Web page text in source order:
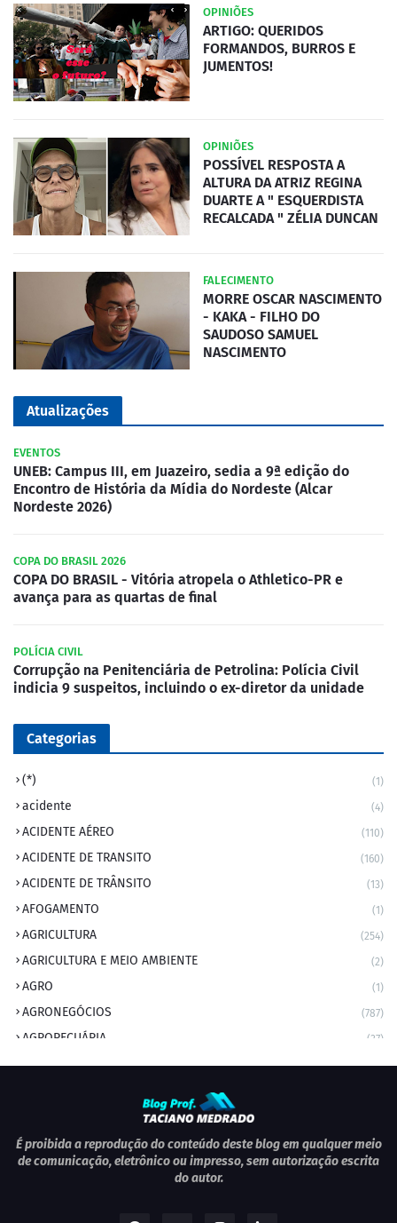
OPINIÕES
ARTIGO: QUERIDOS
FORMANDOS, BURROS E
JUMENTOS!
OPINIÕES
POSSÍVEL RESPOSTA A
ALTURA DA ATRIZ REGINA
DUARTE A " ESQUERDISTA
RECALCADA " ZÉLIA DUNCAN
FALECIMENTO
MORRE OSCAR NASCIMENTO
- KAKA - FILHO DO
SAUDOSO SAMUEL
NASCIMENTO
Atualizações
EVENTOS
UNEB: Campus III, em Juazeiro, sedia a 9ª edição do
Encontro de História da Mídia do Nordeste (Alcar
Nordeste 2026)
COPA DO BRASIL 2026
COPA DO BRASIL - Vitória atropela o Athletico-PR e
avança para as quartas de final
POLÍCIA CIVIL
Corrupção na Penitenciária de Petrolina: Polícia Civil
indicia 9 suspeitos, incluindo o ex-diretor da unidade
Categorias
(*) (1)
acidente (4)
ACIDENTE AÉREO (110)
ACIDENTE DE TRANSITO (160)
ACIDENTE DE TRÂNSITO (13)
AFOGAMENTO (1)
AGRICULTURA (254)
AGRICULTURA E MEIO AMBIENTE (2)
AGRO (1)
AGRONEGÓCIOS (787)
AGROPECUÁRIA (37)
AMBIENTE (9)
ANIVERSÁRIO DA CIDADE
ANIVERSÁRIOS (1)
APEXBRASIL (1)
É proibida a reprodução do conteúdo deste blog em qualquer meio
de comunicação, eletrônico ou impresso, sem autorização escrita
do autor.